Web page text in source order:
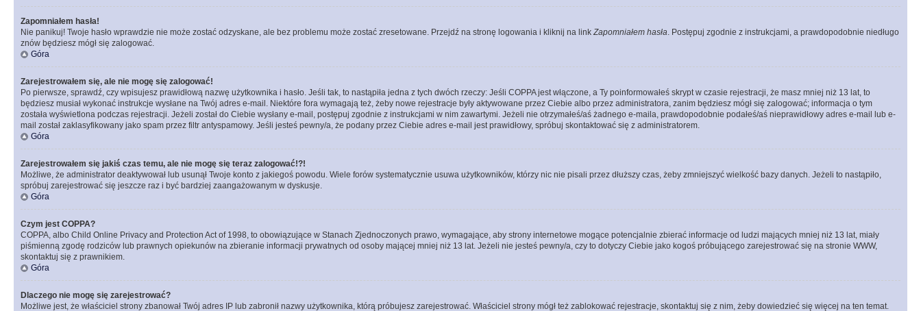
Zapomniałem hasła!
Nie panikuj! Twoje hasło wprawdzie nie może zostać odzyskane, ale bez problemu może zostać zresetowane. Przejdź na stronę logowania i kliknij na linkZapomniałem hasła. Postępuj zgodnie z instrukcjami, a prawdopodobnie niedługo
znów będziesz mógł się zalogować.
Góra
Zarejestrowałem się, ale nie mogę się zalogować!
Po pierwsze, sprawdź, czy wpisujesz prawidłową nazwę użytkownika i hasło. Jeśli tak, to nastąpiła jedna z tych dwóch rzeczy: Jeśli COPPA jest włączone, a Ty poinformowałeś skrypt w czasie rejestracji, że masz mniej niż 13 lat, to
będziesz musiał wykonać instrukcje wysłane na Twój adres e-mail. Niektóre fora wymagają też, żeby nowe rejestracje były aktywowane przez Ciebie albo przez administratora, zanim będziesz mógł się zalogować; informacja o tym
została wyświetlona podczas rejestracji. Jeżeli został do Ciebie wysłany e-mail, postępuj zgodnie z instrukcjami w nim zawartymi. Jeżeli nie otrzymałeś/aś żadnego e-maila, prawdopodobnie podałeś/aś nieprawidłowy adres e-mail lub e-
mail został zaklasyfikowany jako spam przez filtr antyspamowy. Jeśli jesteś pewny/a, że podany przez Ciebie adres e-mail jest prawidłowy, spróbuj skontaktować się z administratorem.
Góra
Zarejestrowałem się jakiś czas temu, ale nie mogę się teraz zalogować!?!
Możliwe, że administrator deaktywował lub usunął Twoje konto z jakiegoś powodu. Wiele forów systematycznie usuwa użytkowników, którzy nic nie pisali przez dłuższy czas, żeby zmniejszyć wielkość bazy danych. Jeżeli to nastąpiło,
spróbuj zarejestrować się jeszcze raz i być bardziej zaangażowanym w dyskusje.
Góra
Czym jest COPPA?
COPPA, albo Child Online Privacy and Protection Act of 1998, to obowiązujące w Stanach Zjednoczonych prawo, wymagające, aby strony internetowe mogące potencjalnie zbierać informacje od ludzi mających mniej niż 13 lat, miały
piśmienną zgodę rodziców lub prawnych opiekunów na zbieranie informacji prywatnych od osoby mającej mniej niż 13 lat. Jeżeli nie jesteś pewny/a, czy to dotyczy Ciebie jako kogoś próbującego zarejestrować się na stronie WWW,
skontaktuj się z prawnikiem.
Góra
Dlaczego nie mogę się zarejestrować?
Możliwe jest, że właściciel strony zbanował Twój adres IP lub zabronił nazwy użytkownika, którą próbujesz zarejestrować. Właściciel strony mógł też zablokować rejestracje, skontaktuj się z nim, żeby dowiedzieć się więcej na ten temat.